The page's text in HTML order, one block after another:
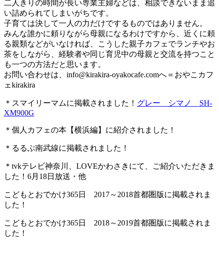
二人きりの時間が長い専業主婦などは、相談できないまま追
い詰められてしまいがちです。
子育ては決して一人の力だけでするものではありません。
みんな誰かに頼りながら母親になるわけですから、近くに頼
る親類などがいなければ、こうした親子カフェでランチやお
茶をしながら、経験者や同じ育児中の母親と交流を持つこと
も一つの方法だと思います。
お問い合わせは、 info@kirakira-oyakocafe.comへ＝おやこカフ
ェkirakira
＊スマイリーマムに掲載されました！ グレー シマノ SH-
XM900G
＊個人カフェの本【横浜編】に紹介されました！
＊るるぶ南武線に掲載されました！
＊tvkテレビ神奈川、LOVEかわさきにて、ご紹介いただきま
した！6月18日放送・他
こどもとおでかけ365日 2017～2018首都圏版に掲載されま
した！
こどもとおでかけ365日 2018～2019首都圏版に掲載されま
した！